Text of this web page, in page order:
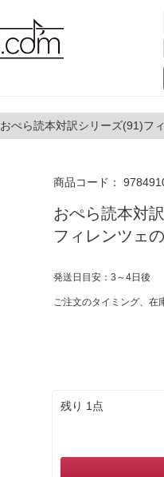
おぺら読本対訳シリーズ(91)フ
商品コード：
おぺら読本対
フィレンツェ
発送日目安：3～4日後
ご注文のタイミング、在
残り 1点